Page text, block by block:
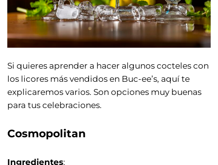
Si quieres aprender a hacer algunos cocteles con
los licores más vendidos en Buc-ee’s, aquí te
explicaremos varios. Son opciones muy buenas
para tus celebraciones.
Cosmopolitan
Ingredientes: